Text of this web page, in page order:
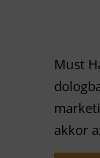
Must
akkor